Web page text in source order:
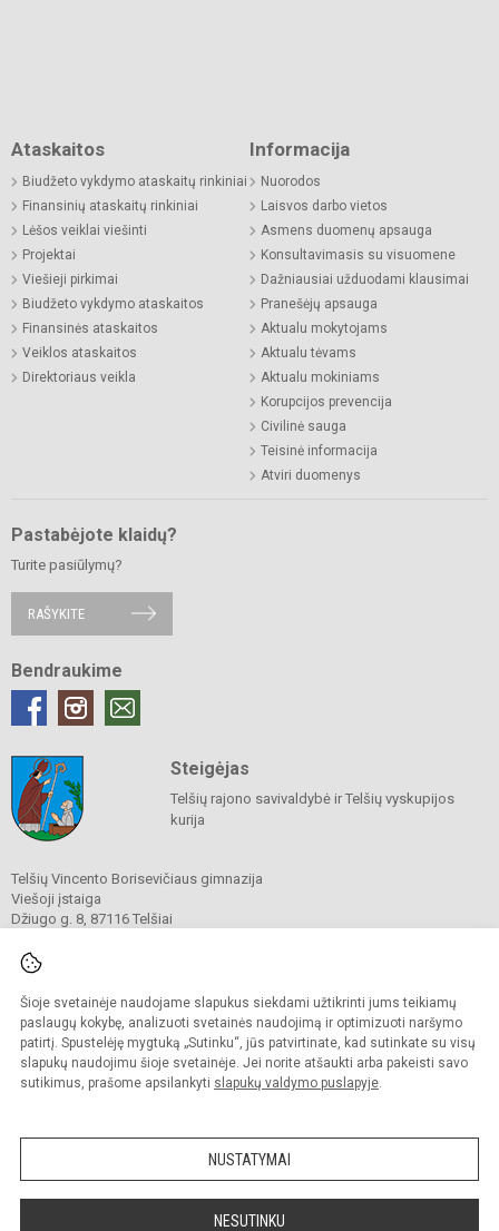
Šioje svetainėje naudojame slapukus siekdami užtikrinti jums teikiamų
paslaugų kokybę, analizuoti svetainės naudojimą ir optimizuoti naršymo
patirtį. Spustelėję mygtuką „Sutinku“, jūs patvirtinate, kad sutinkate su visų
slapukų naudojimu šioje svetainėje. Jei norite atšaukti arba pakeisti savo
sutikimus, prašome apsilankyti slapukų valdymo puslapyje.
NUSTATYMAI
NESUTINKU
Ataskaitos
Biudžeto vykdymo ataskaitų rinkiniai
Finansinių ataskaitų rinkiniai
Lėšos veiklai viešinti
Projektai
Viešieji pirkimai
Biudžeto vykdymo ataskaitos
Finansinės ataskaitos
Veiklos ataskaitos
Direktoriaus veikla
Informacija
Nuorodos
Laisvos darbo vietos
Asmens duomenų apsauga
Konsultavimasis su visuomene
Dažniausiai užduodami klausimai
Pranešėjų apsauga
Aktualu mokytojams
Aktualu tėvams
Aktualu mokiniams
Korupcijos prevencija
Civilinė sauga
Teisinė informacija
Atviri duomenys
Pastabėjote klaidų?
Turite pasiūlymų?
RAŠYKITE
Bendraukime
Steigėjas
Telšių rajono savivaldybė ir Telšių vyskupijos
kurija
Telšių Vincento Borisevičiaus gimnazija
Viešoji įstaiga
Džiugo g. 8, 87116 Telšiai
El. p.
Duomenys kaupiami ir saugomi
Juridinių asmenų registre
Įmonės kodas 190556414
Kopijuoti turinį be raštiško gimnazijos sutikimo griežtai draudžiama.
Prieinamumo paraiška Slapukų politika
Sumanus būdas atnaujinti